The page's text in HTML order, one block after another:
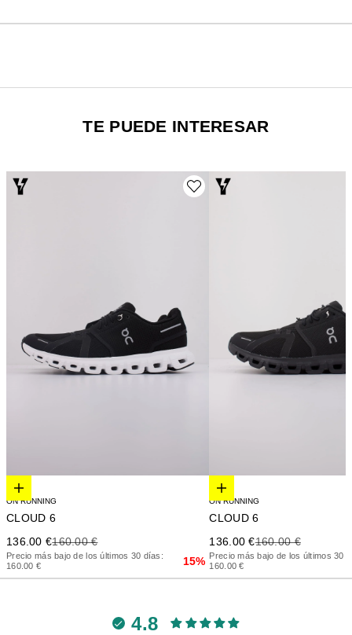
TE PUEDE INTERESAR
Elige opciones
ON RUNNING
CLOUD 6
Precio de oferta
136.00 €Precio anterior
160.00 €
Precio más bajo de los últimos 30 días:
160.00 €
15%
Elige opciones
ON RUNNING
CLOUD 6
Precio de oferta
136.00 €Precio anterior
160.00 €
Precio más bajo de los últimos 30
160.00 €
4.8